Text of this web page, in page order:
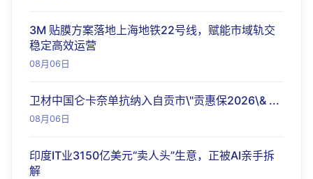
3M 贴膜方案落地上海地铁22号线，赋能市域轨交
稳定高效运营
08月06日
卫材中国仑卡奈单抗纳入自贡市\"贡惠保2026\& ...
08月06日
印度IT业3150亿美元“卖人头”生意，正被AI亲手拆
解